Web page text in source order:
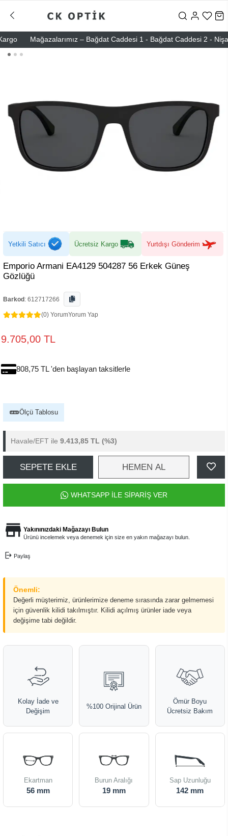
Mağazalarımız – Bağdat Caddesi 1 - Bağdat Caddesi 2 -
Yetkili Satıcı Ücretsiz Kargo Yurtdışı Gönderim
Emporio Armani EA4129 504287 56 Erkek Güneş
Gözlüğü
Barkod : 612717266
(0) YorumYorum Yap
9.705,00 TL
808,75 TL 'den başlayan taksitlerle
Ölçü Tablosu
Havale/EFT ile 9.413,85 TL (%3)
SEPETE EKLE HEMEN AL
WHATSAPP İLE SİPARİŞ VER
Yakınınızdaki Mağazayı Bulun
Ürünü incelemek veya denemek için size en yakın mağazayı bulun.
Paylaş
Önemli:
Değerli müşterimiz, ürünlerimize deneme sırasında zarar gelmemesi
için güvenlik kilidi takılmıştır. Kilidi açılmış ürünler iade veya
değişime tabi değildir.
Kolay İade ve
Değişim
%100 Orijinal Ürün
Ömür Boyu
Ücretsiz Bakım
Ekartman
56 mm
Burun Aralığı
19 mm
Sap Uzunluğu
142 mm